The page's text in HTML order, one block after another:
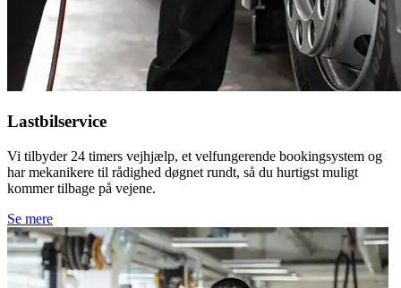
Lastbilservice
Vi tilbyder 24 timers vejhjælp, et velfungerende bookingsystem og
har mekanikere til rådighed døgnet rundt, så du hurtigst muligt
kommer tilbage på vejene.
Se mere